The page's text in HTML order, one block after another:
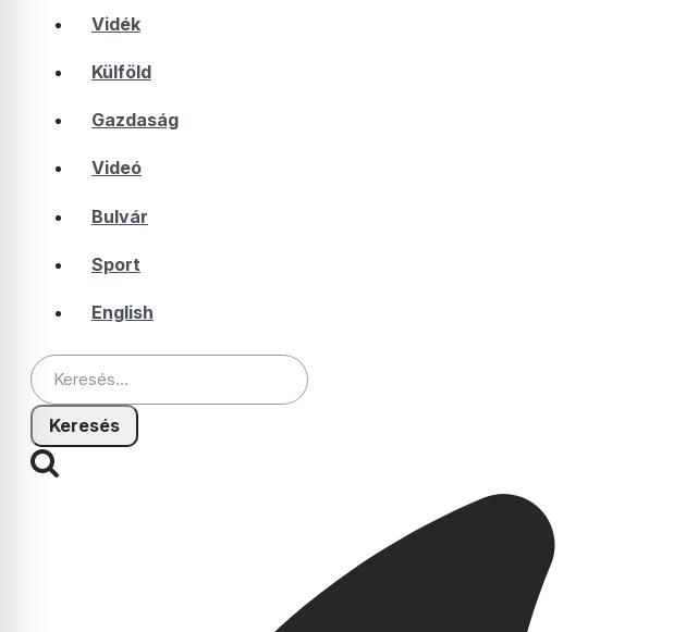
Vidék
Külföld
Gazdaság
Videó
Bulvár
Sport
English
Keresés: